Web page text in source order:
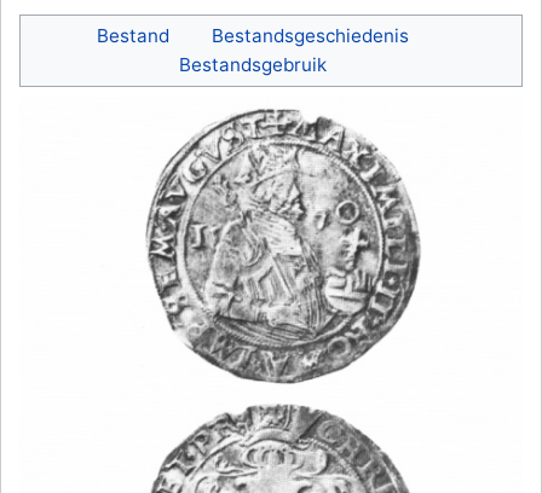
Bestand
Bestandsgeschiedenis
Bestandsgebruik